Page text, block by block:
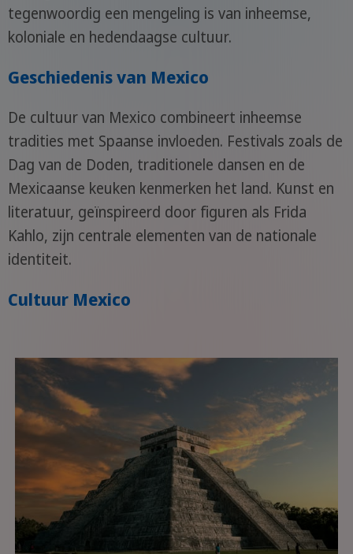
tegenwoordig een mengeling is van inheemse,
koloniale en hedendaagse cultuur.
Geschiedenis van Mexico
De cultuur van Mexico combineert inheemse
tradities met Spaanse invloeden. Festivals zoals de
Dag van de Doden, traditionele dansen en de
Mexicaanse keuken kenmerken het land. Kunst en
literatuur, geïnspireerd door figuren als Frida
Kahlo, zijn centrale elementen van de nationale
identiteit.
Cultuur Mexico